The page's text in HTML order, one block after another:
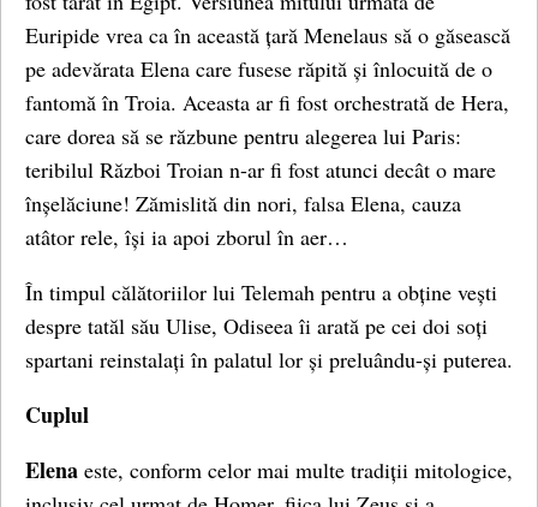
Euripide vrea ca în această țară Menelaus să o găsească
pe adevărata Elena care fusese răpită și înlocuită de o
fantomă în Troia. Aceasta ar fi fost orchestrată de Hera,
care dorea să se răzbune pentru alegerea lui Paris:
teribilul Război Troian n-ar fi fost atunci decât o mare
înșelăciune! Zămislită din nori, falsa Elena, cauza
atâtor rele, își ia apoi zborul în aer…
În timpul călătoriilor lui Telemah pentru a obține vești
despre tatăl său Ulise, Odiseea îi arată pe cei doi soți
spartani reinstalați în palatul lor și preluându-și puterea.
Cuplul
Elena este, conform celor mai multe tradiții mitologice,